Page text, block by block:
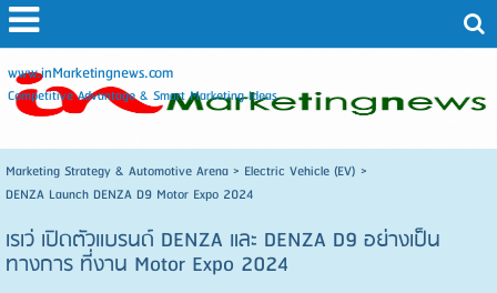
www.inMarketingnews.com
Competitive Advantage & Smart Marketing Ideas
Marketing Strategy & Automotive Arena> Electric Vehicle (EV) >
DENZA Launch DENZA D9 Motor Expo 2024
เรเว่ เปิดตัวแบรนด์ DENZA และ DENZA D9 อย่างเป็น
ทางการ ที่งาน Motor Expo 2024